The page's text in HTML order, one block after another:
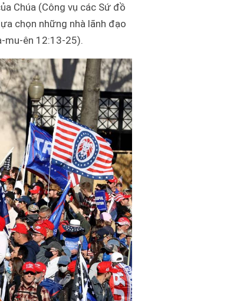
Chúa (Công vụ các Sứ đồ
chọn những nhà lãnh đạo
mu-ên 12:13-25).